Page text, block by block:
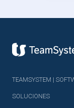
TEAMSYSTEM |
SOLUCIONES